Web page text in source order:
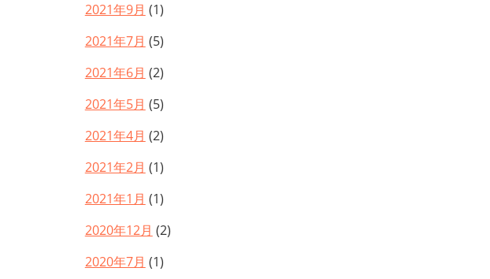
2021年9月 (1)
2021年7月 (5)
2021年6月 (2)
2021年5月 (5)
2021年4月 (2)
2021年2月 (1)
2021年1月 (1)
2020年12月 (2)
2020年7月 (1)